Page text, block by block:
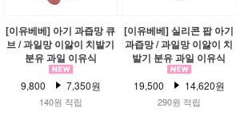
[이유베베] 아기 과즙망 큐
브 / 과일망 이앓이 치발기
분유 과일 이유식
9,800 7,350원
140원 적립
[이유베베] 실리콘 팝 아기
과즙망 / 과일망 이앓이 치
발기 분유 과일 이유식
19,500 14,620원
290원 적립